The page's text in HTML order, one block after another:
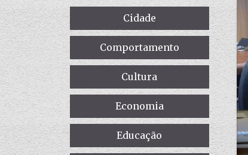
Cidade
Comportamento
Cultura
Economia
Educação